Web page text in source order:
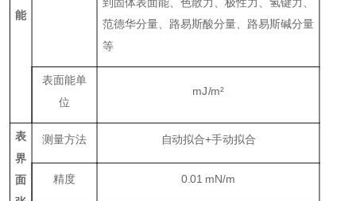
能
范德华分量、路易斯酸分量、路易斯碱分量
等
表面能单
位
mJ/m²
表
界
面
测量方法 自动拟合+手动拟合
精度 0.01 mN/m